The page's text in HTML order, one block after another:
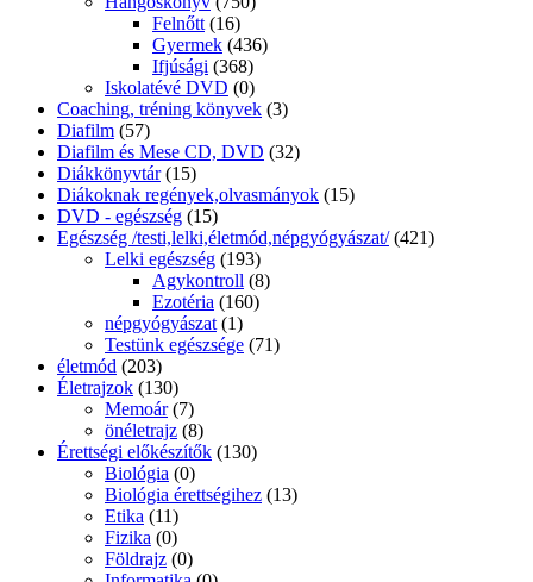
Felnőtt (16)
Gyermek (436)
Ifjúsági (368)
Iskolatévé DVD (0)
Coaching, tréning könyvek (3)
Diafilm (57)
Diafilm és Mese CD, DVD (32)
Diákkönyvtár (15)
Diákoknak regények,olvasmányok (15)
DVD - egészség (15)
Egészség /testi,lelki,életmód,népgyógyászat/ (421)
Lelki egészség (193)
Agykontroll (8)
Ezotéria (160)
népgyógyászat (1)
Testünk egészsége (71)
életmód (203)
Életrajzok (130)
Memoár (7)
önéletrajz (8)
Érettségi előkészítők (130)
Biológia (0)
Biológia érettségihez (13)
Etika (11)
Fizika (0)
Földrajz (0)